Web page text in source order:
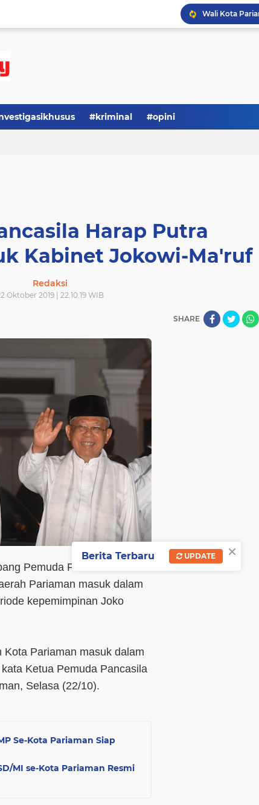
#kriminal #opini
Harap Putra
Kabinet Jokowi-Ma'ruf
Redaksi
Oktober 2019 | 22.10.19 WIB
SHARE
Pemuda Pancasila Kota
Pariaman masuk dalam
kepemimpinan Joko
Pariaman masuk dalam
Ketua Pemuda Pancasila
Selasa (22/10).
Se-Kota Pariaman Siap
MI se-Kota Pariaman Resmi
×
Berita Terbaru UPDATE